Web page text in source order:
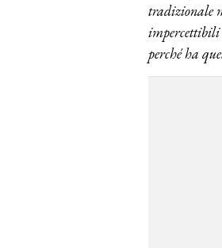
tradizionale
perché ha